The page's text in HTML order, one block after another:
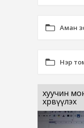
Аман
Нэр
хуучин
хөрвүүлэх